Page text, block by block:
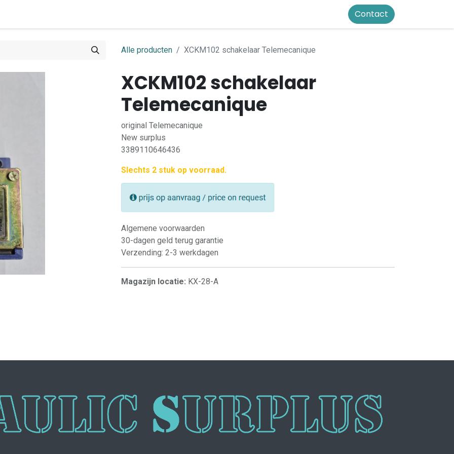
Contact
Alle producten XCKM102 schakelaar Telemecanique
XCKM102 schakelaar
Telemecanique
original Telemecanique
New surplus
3389110646436
Slechts 2 stuk op voorraad.
Algemene voorwaarden
30-dagen geld terug garantie
Verzending: 2-3 werkdagen
Magazijn locatie: KX-28-A